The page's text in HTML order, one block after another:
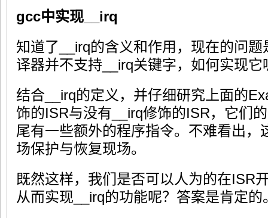
gcc中实现__irq
知道了__irq的含义和作用，现在的问
译器并不支持__irq关键字，如何实现它
结合__irq的定义，并仔细研究上面的
饰的ISR与没有__irq修饰的ISR，它们
尾有一些额外的程序指令。不难看出，
场保护与恢复现场。
既然这样，我们是否可以人为的在ISR
从而实现__irq的功能呢？答案是肯定的